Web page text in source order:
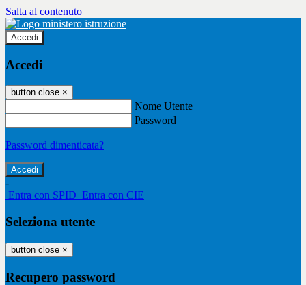
Salta al contenuto
Accedi
Accedi
button close ×
Nome Utente
Password
Password dimenticata?
-
Entra con SPID Entra con CIE
Seleziona utente
button close ×
Recupero password